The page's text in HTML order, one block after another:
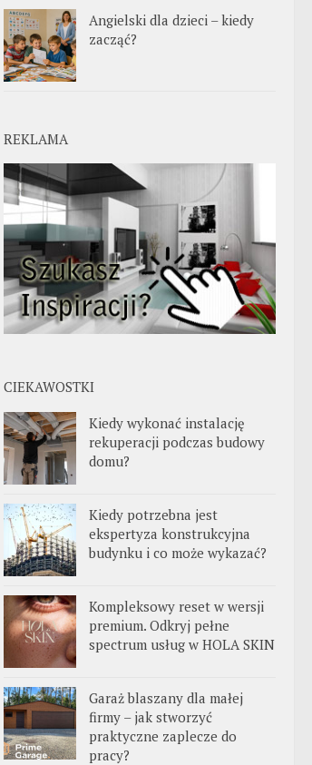
Angielski dla dzieci – kiedy
zacząć?
REKLAMA
CIEKAWOSTKI
Kiedy wykonać instalację
rekuperacji podczas budowy
domu?
Kiedy potrzebna jest
ekspertyza konstrukcyjna
budynku i co może wykazać?
Kompleksowy reset w wersji
premium. Odkryj pełne
spectrum usług w HOLA SKIN
Garaż blaszany dla małej
firmy – jak stworzyć
praktyczne zaplecze do
pracy?